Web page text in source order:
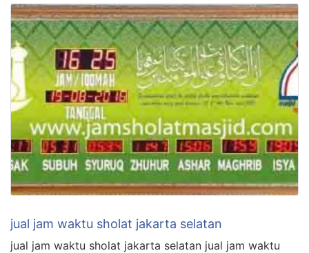
jual jam waktu sholat jakarta selatan
jual jam waktu sholat jakarta selatan jual jam waktu